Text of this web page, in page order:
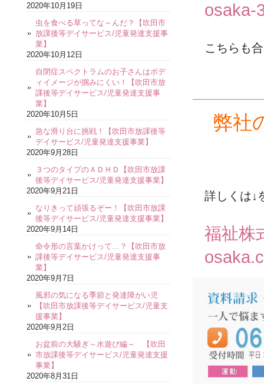
osaka-
こちらも
弊社
詳しくは↓
福祉株
2020年10月19日
虫を食べる草ってな～んだ？【吹田市
放課後等デイサービス/児童発達支援事
業】
2020年10月12日
自閉症スペクトラムのお子さんはボデ
ィイメージが掴みにくい！【吹田市放
課後等デイサービス/児童発達支援事
業】
2020年10月5日
急な滑り台に挑戦！【吹田市放課後等
デイサービス/児童発達支援事業】
2020年9月28日
３つのタイプのＡＤＨＤ【吹田市放課
後等デイサービス/児童発達支援事業】
2020年9月21日
なりきって頑張るぞー！【吹田市放課
後等デイサービス/児童発達支援事業】
2020年9月14日
命令形の言葉かけって…？【吹田市放
課後等デイサービス/児童発達支援事
業】
2020年9月7日
風邪の気になる季節と発達障がい児
【吹田市放課後等デイサービス/児童支
援事業】
2020年9月2日
お盆前の大騒ぎ～水遊び編～ 【吹田
市放課後等デイサービス/児童発達支援
事業】
2020年8月31日